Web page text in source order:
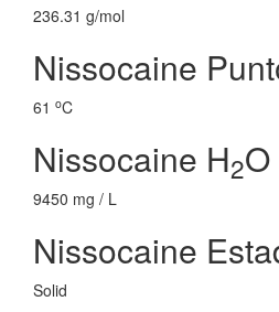
236.31 g/mol
Nissocaine
61 oC
Nissocaine H2
9450 mg / L
Nissocaine
Solid